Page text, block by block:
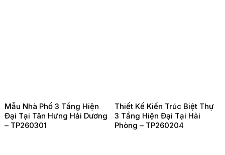
Mẫu Nhà Phố 3 Tầng Hiện
Đại Tại Tân Hưng Hải Dương
– TP260301
Thiết Kế Kiến Trúc Biệt Thự
3 Tầng Hiện Đại Tại Hải
Phòng – TP260204